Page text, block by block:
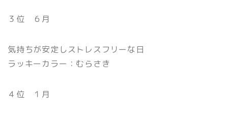
３位 ６月
気持ちが安定しストレスフリーな日
ラッキーカラー：むらさき
４位 １月